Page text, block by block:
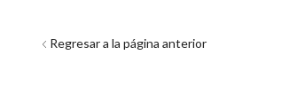
Regresar a la página anterior